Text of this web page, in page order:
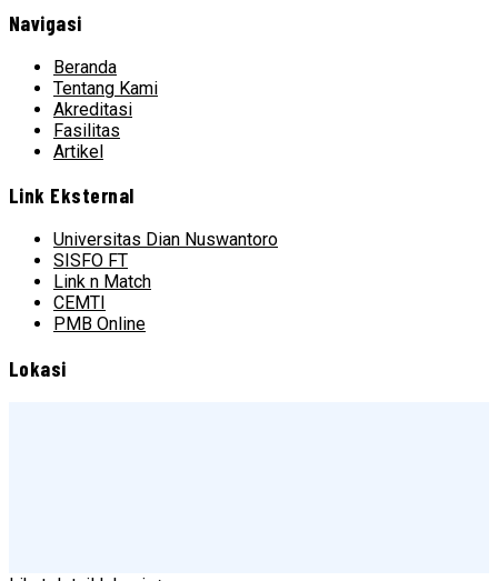
Navigasi
Beranda
Tentang Kami
Akreditasi
Fasilitas
Artikel
Link Eksternal
Universitas Dian Nuswantoro
SISFO FT
Link n Match
CEMTI
PMB Online
Lokasi